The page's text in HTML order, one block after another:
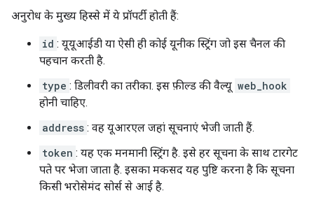
अनुरोध के मुख्य हिस्से में ये प्रॉपर्टी होती हैं:
id : यूयूआईडी या ऐसी ही कोई यूनीक स्ट्रिंग जो इस चैनल की
पहचान करती है.
type : डिलीवरी का तरीका. इस फ़ील्ड की वैल्यू web_hook
होनी चाहिए.
address : वह यूआरएल जहां सूचनाएं भेजी जाती हैं.
token : यह एक मनमानी स्ट्रिंग है. इसे हर सूचना के साथ टारगेट
पते पर भेजा जाता है. इसका मकसद यह पुष्टि करना है कि सूचना
किसी भरोसेमंद सोर्स से आई है.